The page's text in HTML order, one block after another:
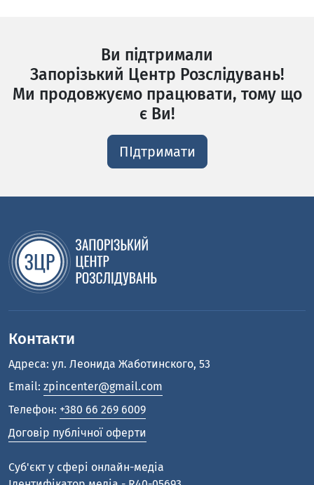
Ви підтримали
Запорізький Центр Розслідувань!
Ми продовжуємо працювати, тому що
є Ви!
ПІдтримати
Контакти
Адреса: ул. Леонида Жаботинского, 53
Email: zpincenter@gmail.com
Телефон: +380 66 269 6009
Договір публічної оферти
Cуб'єкт у сфері онлайн-медіа